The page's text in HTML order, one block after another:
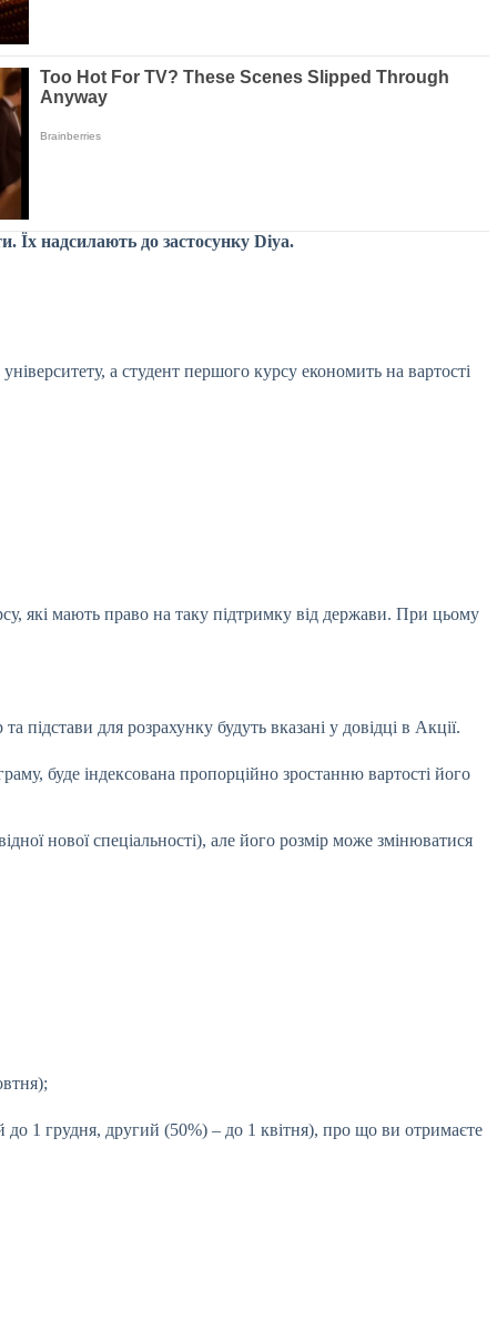
Їх надсилають до застосунку Diya.
а студент першого курсу економить на вартості
які мають право на таку підтримку від держави. При цьому
підстави для розрахунку будуть вказані у довідці в Акції.
буде індексована пропорційно зростанню вартості його
нової спеціальності), але його розмір може змінюватися
до 1 грудня, другий (50%) – до 1 квітня), про що ви отримаєте